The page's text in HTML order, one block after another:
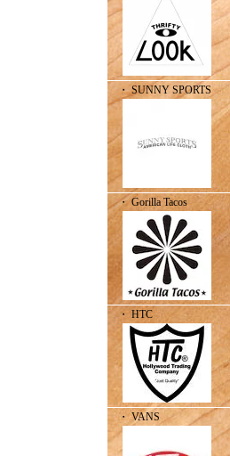
・ SUNNY SPORTS
・ Gorilla Tacos
・ HTC
・ VANS